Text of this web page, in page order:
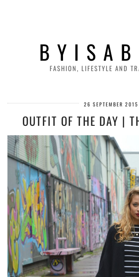
B Y I S A B
FASHION, LIFESTYLE AND
26 SEPTEMBER 2015
OUTFIT OF THE DAY |